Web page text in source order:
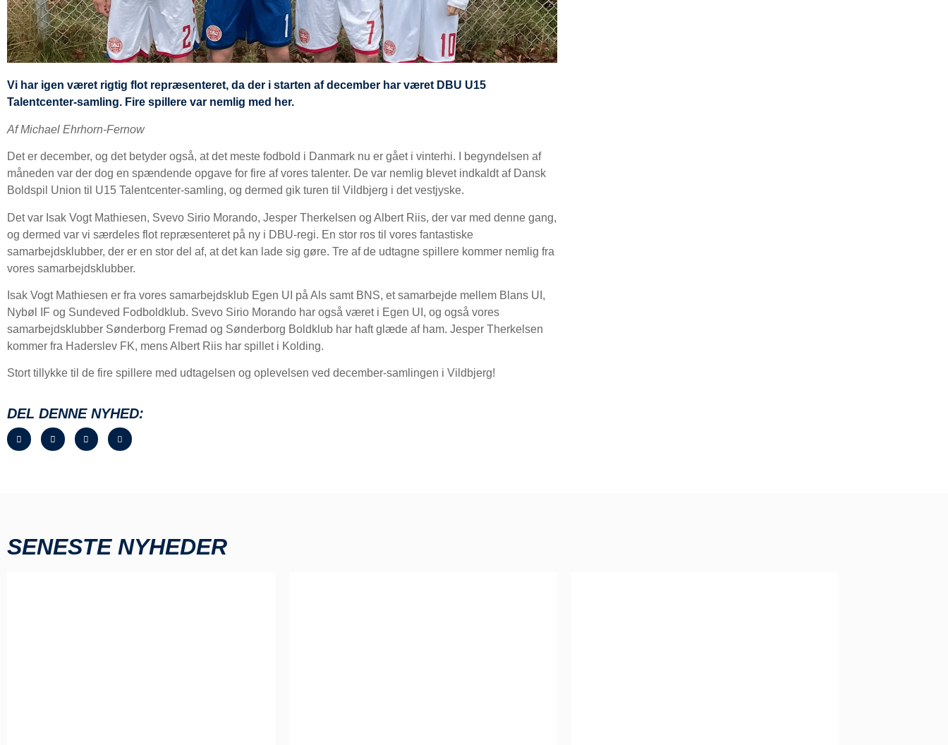
Vi har igen været rigtig flot repræsenteret, da der i starten af december har været DBU U15
Talentcenter-samling. Fire spillere var nemlig med her.
Af Michael Ehrhorn-Fernow
Det er december, og det betyder også, at det meste fodbold i Danmark nu er gået i vinterhi. I begyndelsen af
måneden var der dog en spændende opgave for fire af vores talenter. De var nemlig blevet indkaldt af Dansk
Boldspil Union til U15 Talentcenter-samling, og dermed gik turen til Vildbjerg i det vestjyske.
Det var Isak Vogt Mathiesen, Svevo Sirio Morando, Jesper Therkelsen og Albert Riis, der var med denne gang,
og dermed var vi særdeles flot repræsenteret på ny i DBU-regi. En stor ros til vores fantastiske
samarbejdsklubber, der er en stor del af, at det kan lade sig gøre. Tre af de udtagne spillere kommer nemlig fra
vores samarbejdsklubber.
Isak Vogt Mathiesen er fra vores samarbejdsklub Egen UI på Als samt BNS, et samarbejde mellem Blans UI,
Nybøl IF og Sundeved Fodboldklub. Svevo Sirio Morando har også været i Egen UI, og også vores
samarbejdsklubber Sønderborg Fremad og Sønderborg Boldklub har haft glæde af ham. Jesper Therkelsen
kommer fra Haderslev FK, mens Albert Riis har spillet i Kolding.
Stort tillykke til de fire spillere med udtagelsen og oplevelsen ved december-samlingen i Vildbjerg!
DEL DENNE NYHED:
SENESTE NYHEDER